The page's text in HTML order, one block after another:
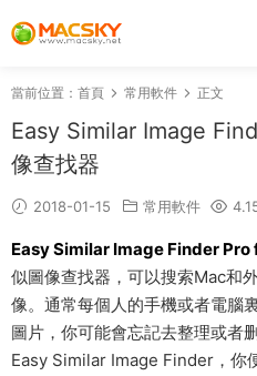
當前位置： 首頁 常用軟件 正文
Easy Similar Image
像查找器
2018-01-15 常用軟件
Easy Similar Image Finder Pro
似圖像查找器，可以搜索Mac和
像。通常每個人的手機或者電腦
圖片，你可能會忘記去整理或者
Easy Similar Image Finder，你